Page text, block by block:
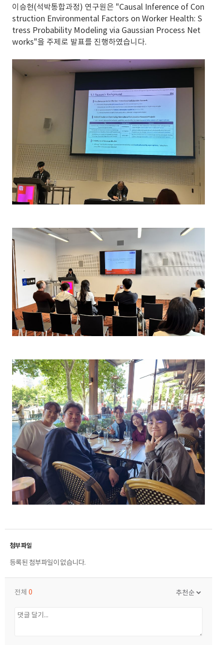
이승현(석박통합과정) 연구원은 "Causal Inference of Con
struction Environmental Factors on Worker Health: S
tress Probability Modeling via Gaussian Process Net
works"을 주제로 발표를 진행하였습니다.
등록된 첨부파일이 없습니다.
전체 0